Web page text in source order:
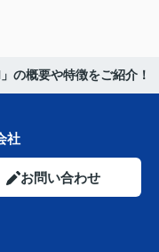
の概要や特徴をご紹介！
社
お問い合わせ